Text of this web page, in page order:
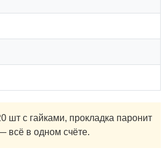
с гайками, прокладка паронит
всё в одном счёте.